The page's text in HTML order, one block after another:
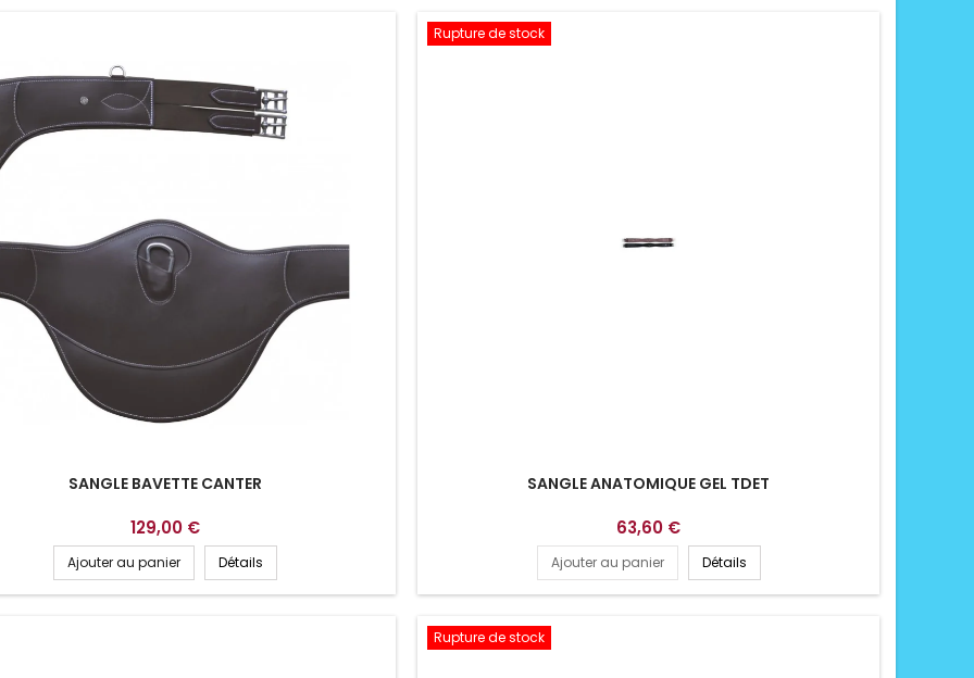
SANGLE BAVETTE CANTER
129,00 €
Ajouter au panier Détails
Rupture de stock
SANGLE ANATOMIQUE GEL TDET
63,60 €
Ajouter au panier Détails
Rupture de stock